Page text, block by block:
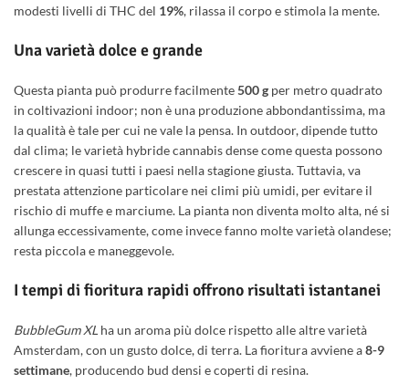
modesti livelli di THC del 19%, rilassa il corpo e stimola la mente.
Una varietà dolce e grande
Questa pianta può produrre facilmente500 g per metro quadrato
in coltivazioni indoor; non è una produzione abbondantissima, ma
la qualità è tale per cui ne vale la pensa. In outdoor, dipende tutto
dal clima; le varietà hybride cannabis dense come questa possono
crescere in quasi tutti i paesi nella stagione giusta. Tuttavia, va
prestata attenzione particolare nei climi più umidi, per evitare il
rischio di muffe e marciume. La pianta non diventa molto alta, né si
allunga eccessivamente, come invece fanno molte varietà olandese;
resta piccola e maneggevole.
I tempi di fioritura rapidi offrono risultati istantanei
BubbleGum XL ha un aroma più dolce rispetto alle altre varietà
Amsterdam, con un gusto dolce, di terra. La fioritura avviene a8-9
settimane, producendo bud densi e coperti di resina.